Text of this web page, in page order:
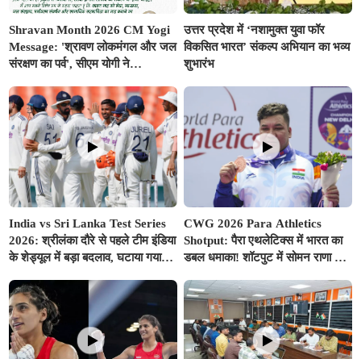
Shravan Month 2026 CM Yogi
Message: 'श्रावण लोकमंगल और जल
संरक्षण का पर्व', सीएम योगी ने
संदेश
उत्तर प्रदेश में ‘नशामुक्त युवा फॉर
विकसित भारत’ संकल्प अभियान का भव्य
शुभारंभ
India vs Sri Lanka Test Series
2026: श्रीलंका दौरे से पहले टीम इंडिया
के शेड्यूल में बड़ा बदलाव, घटाया गया
पर आई अच्छी खबर
CWG 2026 Para Athletics
Shotput: पैरा एथलेटिक्स में भारत का
डबल धमाका! शॉटपुट में सोमन राणा ने
सिल्वर